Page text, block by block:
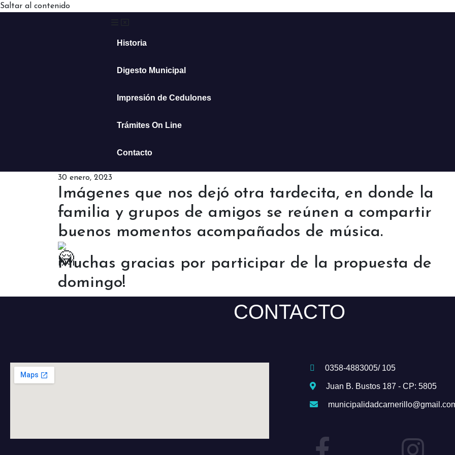
Saltar al contenido
Historia
Digesto Municipal
Impresión de Cedulones
Trámites On Line
Contacto
30 enero, 2023
Imágenes que nos dejó otra tardecita, en donde la
familia y grupos de amigos se reúnen a compartir
buenos momentos acompañados de música.
Muchas gracias por participar de la propuesta de
domingo!
CONTACTO
0358-4883005/ 105
Juan B. Bustos 187 - CP: 5805